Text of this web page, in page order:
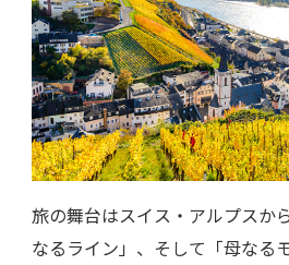
旅の舞台はスイス・アルプスか
なるライン」、そして「母なる